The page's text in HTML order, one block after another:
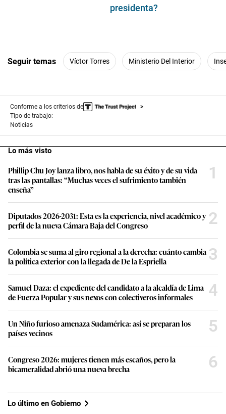
presidenta?
Seguir temas Víctor Torres Ministerio Del Interior
Conforme a los criterios de
Tipo de trabajo:
Noticias
Lo más visto
Phillip Chu Joy lanza libro, nos habla de su éxito y de su vida
tras las pantallas: “Muchas veces el sufrimiento también
enseña”
1
Diputados 2026-2031: Esta es la experiencia, nivel académico y
perfil de la nueva Cámara Baja del Congreso
2
Colombia se suma al giro regional a la derecha: cuánto cambia
la política exterior con la llegada de De la Espriella
3
Samuel Daza: el expediente del candidato a la alcaldía de Lima
de Fuerza Popular y sus nexos con colectiveros informales
4
Un Niño furioso amenaza Sudamérica: así se preparan los
países vecinos
5
Congreso 2026: mujeres tienen más escaños, pero la
bicameralidad abrió una nueva brecha
6
Lo último en Gobierno